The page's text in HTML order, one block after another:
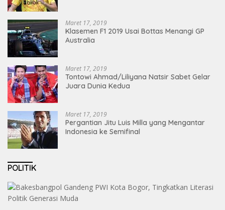
Maret 17, 2019
Klasemen F1 2019 Usai Bottas Menangi GP
Australia
Maret 17, 2019
Tontowi Ahmad/Liliyana Natsir Sabet Gelar
Juara Dunia Kedua
Maret 17, 2019
Pergantian Jitu Luis Milla yang Mengantar
Indonesia ke Semifinal
POLITIK